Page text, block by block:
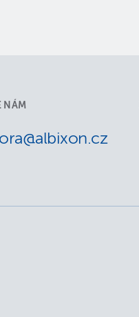
NÁM